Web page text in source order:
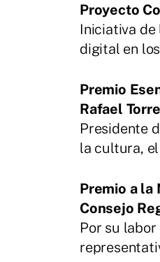
Proyecto
Iniciativa
digital en
Premio
Rafael
Presidente
la cultura,
Premio a la
Consejo
Por su